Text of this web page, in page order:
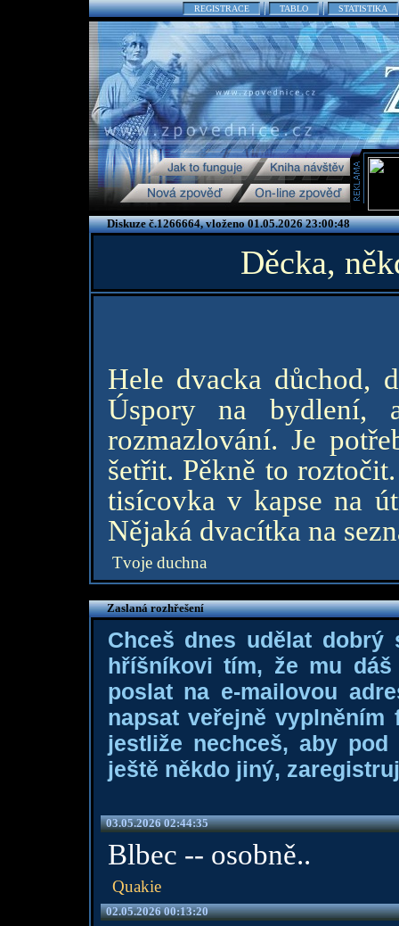
REGISTRACE TABLO STATISTIKA
Diskuze č.1266664, vloženo 01.05.2026 23:00:48
Děcka,
Hele dvacka důchod,
Úspory na bydlení,
rozmazlování. Je
šetřit. Pěkně to
tisícovka v kapse na
Nějaká dvacítka na
Tvoje duchna
Zaslaná rozhřešení
Chceš dnes udělat dobrý
hříšníkovi tím, že mu
poslat na e-mailovou
napsat veřejně
jestliže nechceš, aby
ještě někdo jiný,
03.05.2026 02:44:35
Blbec -- osobně..
Quakie
02.05.2026 00:13:20